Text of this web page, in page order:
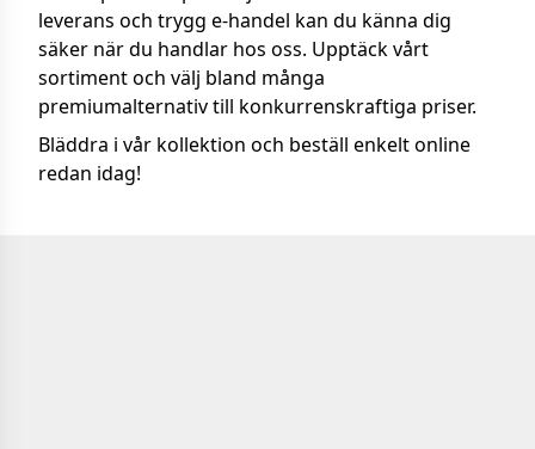
leverans och trygg e-handel kan du känna dig
säker när du handlar hos oss. Upptäck vårt
sortiment och välj bland många
premiumalternativ till konkurrenskraftiga priser.
Bläddra i vår kollektion och beställ enkelt online
redan idag!